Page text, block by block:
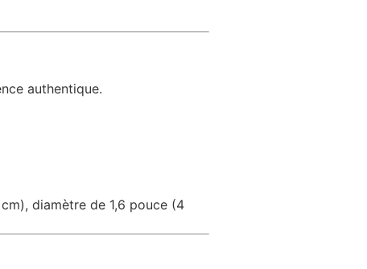
authentique.
diamètre de 1,6 pouce (4